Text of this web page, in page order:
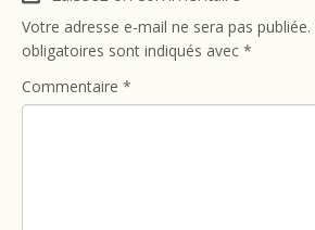
Votre adresse e-mail ne sera pas publiée.
obligatoires sont indiqués avec *
Commentaire *